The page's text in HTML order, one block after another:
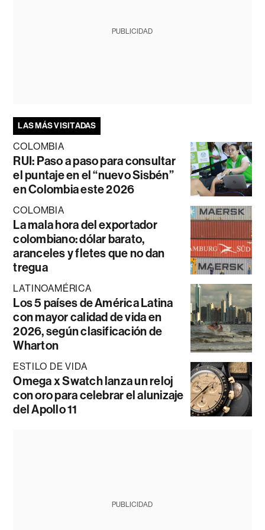
PUBLICIDAD
LAS MÁS VISITADAS
COLOMBIA
RUI: Paso a paso para consultar
el puntaje en el “nuevo Sisbén”
en Colombia este 2026
COLOMBIA
La mala hora del exportador
colombiano: dólar barato,
aranceles y fletes que no dan
tregua
LATINOAMÉRICA
Los 5 países de América Latina
con mayor calidad de vida en
2026, según clasificación de
Wharton
ESTILO DE VIDA
Omega x Swatch lanza un reloj
con oro para celebrar el alunizaje
del Apollo 11
PUBLICIDAD